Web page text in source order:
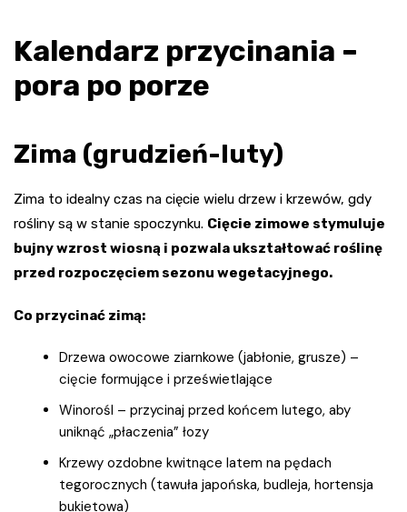
Kalendarz przycinania –
pora po porze
Zima (grudzień-luty)
Zima to idealny czas na cięcie wielu drzew i krzewów, gdy
rośliny są w stanie spoczynku. Cięcie zimowe stymuluje
bujny wzrost wiosną i pozwala ukształtować roślinę
przed rozpoczęciem sezonu wegetacyjnego.
Co przycinać zimą:
Drzewa owocowe ziarnkowe (jabłonie, grusze) –
cięcie formujące i prześwietlające
Winorośl – przycinaj przed końcem lutego, aby
uniknąć „płaczenia” łozy
Krzewy ozdobne kwitnące latem na pędach
tegorocznych (tawuła japońska, budleja, hortensja
bukietowa)